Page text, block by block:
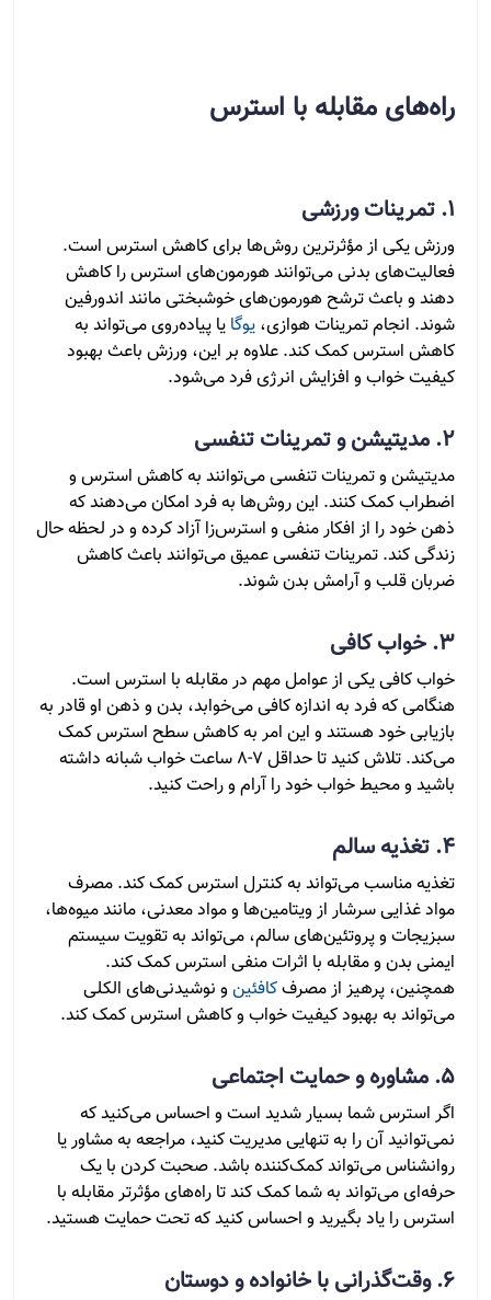
راه‌های مقابله با استرس
1. تمرینات ورزشی
ورزش یکی از مؤثرترین روش‌ها برای کاهش استرس است.
فعالیت‌های بدنی می‌توانند هورمون‌های استرس را کاهش
دهند و باعث ترشح هورمون‌های خوشبختی مانند اندورفین
شوند. انجام تمرینات هوازی، یوگا یا پیاده‌روی می‌تواند به
کاهش استرس کمک کند. علاوه بر این، ورزش باعث بهبود
کیفیت خواب و افزایش انرژی فرد می‌شود.
2. مدیتیشن و تمرینات تنفسی
مدیتیشن و تمرینات تنفسی می‌توانند به کاهش استرس و
اضطراب کمک کنند. این روش‌ها به فرد امکان می‌دهند که
ذهن خود را از افکار منفی و استرس‌زا آزاد کرده و در لحظه حال
زندگی کند. تمرینات تنفسی عمیق می‌توانند باعث کاهش
ضربان قلب و آرامش بدن شوند.
3. خواب کافی
خواب کافی یکی از عوامل مهم در مقابله با استرس است.
هنگامی که فرد به اندازه کافی می‌خوابد، بدن و ذهن او قادر به
بازیابی خود هستند و این امر به کاهش سطح استرس کمک
می‌کند. تلاش کنید تا حداقل 7-8 ساعت خواب شبانه داشته
باشید و محیط خواب خود را آرام و راحت کنید.
4. تغذیه سالم
تغذیه مناسب می‌تواند به کنترل استرس کمک کند. مصرف
مواد غذایی سرشار از ویتامین‌ها و مواد معدنی، مانند میوه‌ها،
سبزیجات و پروتئین‌های سالم، می‌تواند به تقویت سیستم
ایمنی بدن و مقابله با اثرات منفی استرس کمک کند.
همچنین، پرهیز از مصرفکافئین و نوشیدنی‌های الکلی
می‌تواند به بهبود کیفیت خواب و کاهش استرس کمک کند.
5. مشاوره و حمایت اجتماعی
اگر استرس شما بسیار شدید است و احساس می‌کنید که
نمی‌توانید آن را به تنهایی مدیریت کنید، مراجعه به مشاور یا
روانشناس می‌تواند کمک‌کننده باشد. صحبت کردن با یک
حرفه‌ای می‌تواند به شما کمک کند تا راه‌های مؤثرتر مقابله با
استرس را یاد بگیرید و احساس کنید که تحت حمایت هستید.
6. وقت‌گذرانی با خانواده و دوستان